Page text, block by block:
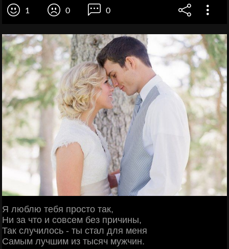
1 0 0
Я люблю тебя просто так,
Ни за что и совсем без причины,
Так случилось - ты стал для меня
Самым лучшим из тысяч мужчин.